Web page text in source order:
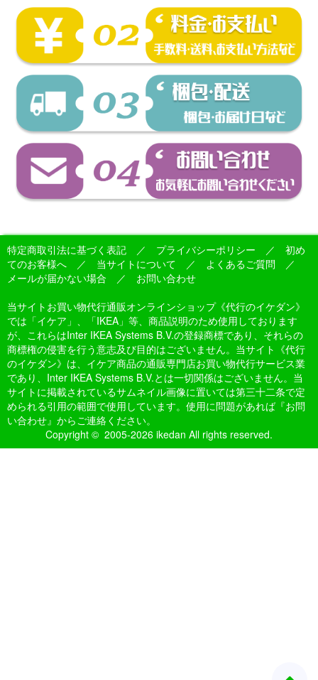
特定商取引法に基づく表記 ／ プライバシーポリシー ／ 初め
てのお客様へ ／ 当サイトについて ／ よくあるご質問 ／
メールが届かない場合 ／ お問い合わせ
当サイトお買い物代行通販オンラインショップ《代行のイケダン》
では「イケア」、「IKEA」等、商品説明のため使用しております
が、これらはInter IKEA Systems B.V.の登録商標であり、それらの
商標権の侵害を行う意志及び目的はございません。当サイト《代行
のイケダン》は、イケア商品の通販専門店お買い物代行サービス業
であり、Inter IKEA Systems B.V.とは一切関係はございません。当
サイトに掲載されているサムネイル画像に置いては第三十二条で定
められる引用の範囲で使用しています。使用に問題があれば『お問
い合わせ』からご連絡ください。
Copyright © 2005-2026 ikedan All rights reserved.